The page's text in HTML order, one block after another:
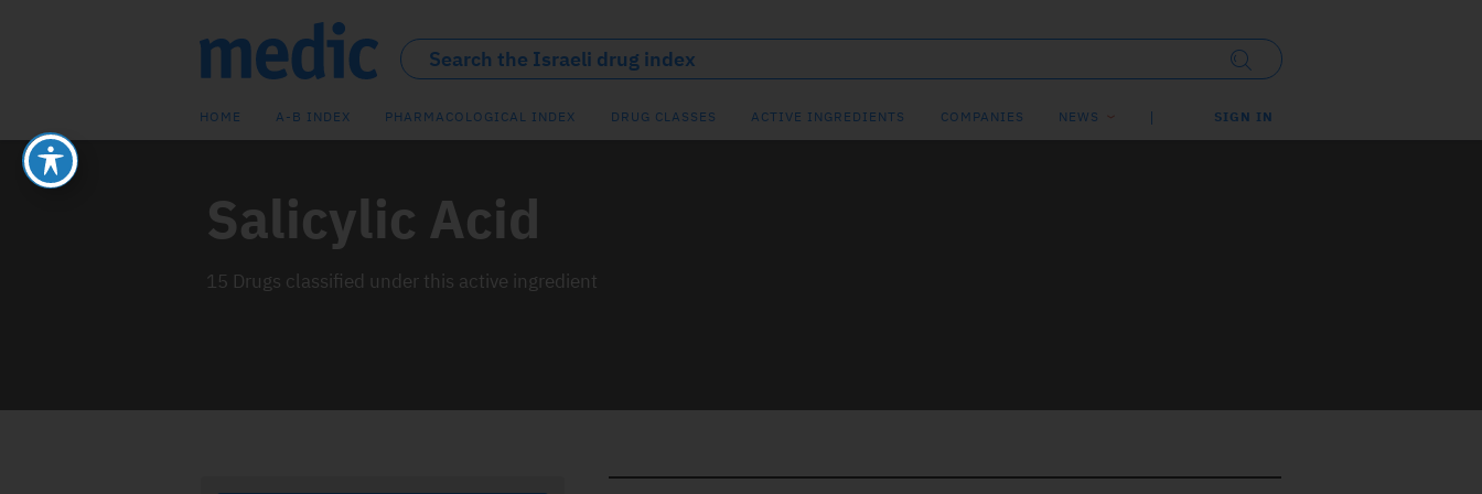
HOME A-B INDEX PHARMACOLOGICAL INDEX DRUG CLASSES ACTIVE INGREDIENTS COMPANIES NEWS SIGN IN
Salicylic Acid
15 Drugs classified under this active ingredient